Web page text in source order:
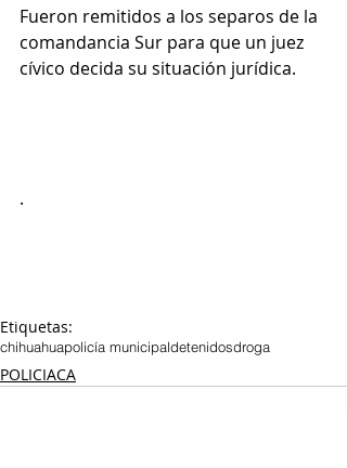
Fueron remitidos a los separos de la
comandancia Sur para que un juez
cívico decida su situación jurídica.
.
Etiquetas:
chihuahuapolicía municipaldetenidosdroga
POLICIACA